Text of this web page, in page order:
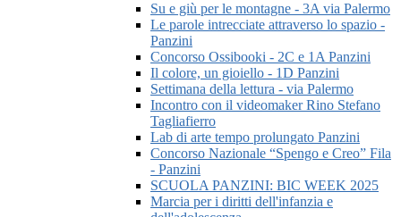
Su e giù per le montagne - 3A via Palermo
Le parole intrecciate attraverso lo spazio -
Panzini
Concorso Ossibooki - 2C e 1A Panzini
Il colore, un gioiello - 1D Panzini
Settimana della lettura - via Palermo
Incontro con il videomaker Rino Stefano
Tagliafierro
Lab di arte tempo prolungato Panzini
Concorso Nazionale “Spengo e Creo” Fila
- Panzini
SCUOLA PANZINI: BIC WEEK 2025
Marcia per i diritti dell'infanzia e